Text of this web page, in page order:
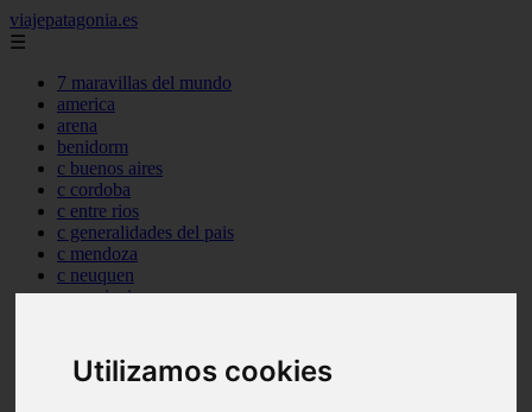
Utilizamos cookies
viajepatagonia.es
☰
7 maravillas del mundo
america
arena
benidorm
c buenos aires
c cordoba
c entre rios
c generalidades del pais
c mendoza
c neuquen
c provincias
c tierra de fuego
c tucuman